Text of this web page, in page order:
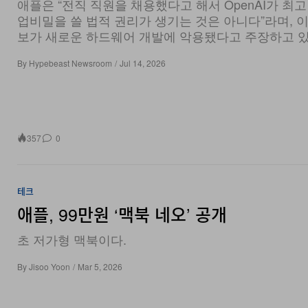
보가 새로운 하드웨어 개발에 악용됐다고 주장하고
ByHypebeast Newsroom / Jul 14, 2026
애플, 99만원 ‘맥북 네오’ 공개
초 저가형 맥북이다.
By Jisoo Yoon Mar 5, 2026